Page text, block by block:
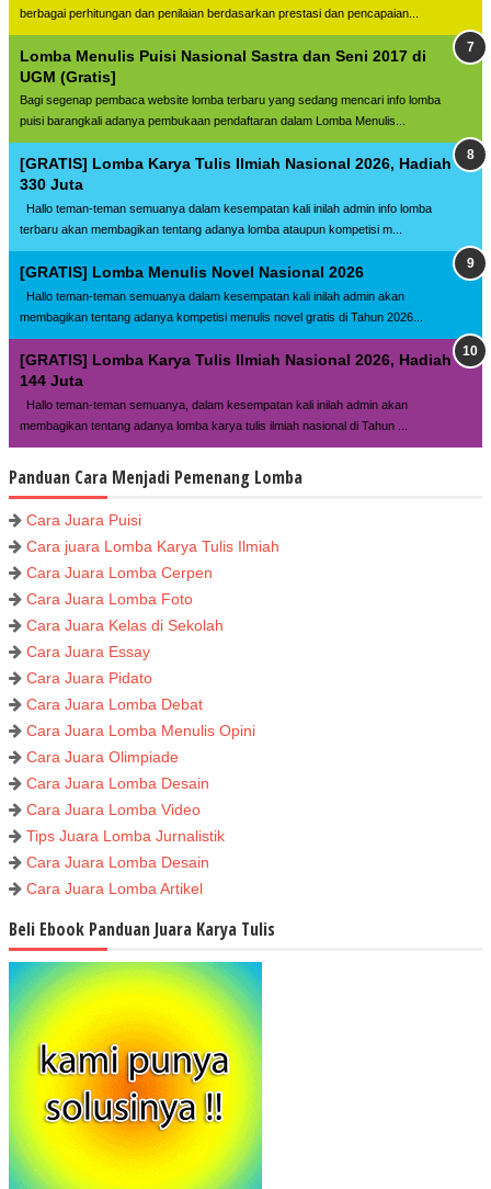
berbagai perhitungan dan penilaian berdasarkan prestasi dan pencapaian...
Lomba Menulis Puisi Nasional Sastra dan Seni 2017 di
UGM (Gratis]
Bagi segenap pembaca website lomba terbaru yang sedang mencari info lomba
puisi barangkali adanya pembukaan pendaftaran dalam Lomba Menulis...
[GRATIS] Lomba Karya Tulis Ilmiah Nasional 2026, Hadiah
330 Juta
Hallo teman-teman semuanya dalam kesempatan kali inilah admin info lomba
terbaru akan membagikan tentang adanya lomba ataupun kompetisi m...
[GRATIS] Lomba Menulis Novel Nasional 2026
Hallo teman-teman semuanya dalam kesempatan kali inilah admin akan
membagikan tentang adanya kompetisi menulis novel gratis di Tahun 2026...
[GRATIS] Lomba Karya Tulis Ilmiah Nasional 2026, Hadiah
144 Juta
Hallo teman-teman semuanya, dalam kesempatan kali inilah admin akan
membagikan tentang adanya lomba karya tulis ilmiah nasional di Tahun ...
Panduan Cara Menjadi Pemenang Lomba
Cara Juara Puisi
Cara juara Lomba Karya Tulis Ilmiah
Cara Juara Lomba Cerpen
Cara Juara Lomba Foto
Cara Juara Kelas di Sekolah
Cara Juara Essay
Cara Juara Pidato
Cara Juara Lomba Debat
Cara Juara Lomba Menulis Opini
Cara Juara Olimpiade
Cara Juara Lomba Desain
Cara Juara Lomba Video
Tips Juara Lomba Jurnalistik
Cara Juara Lomba Desain
Cara Juara Lomba Artikel
Beli Ebook Panduan Juara Karya Tulis